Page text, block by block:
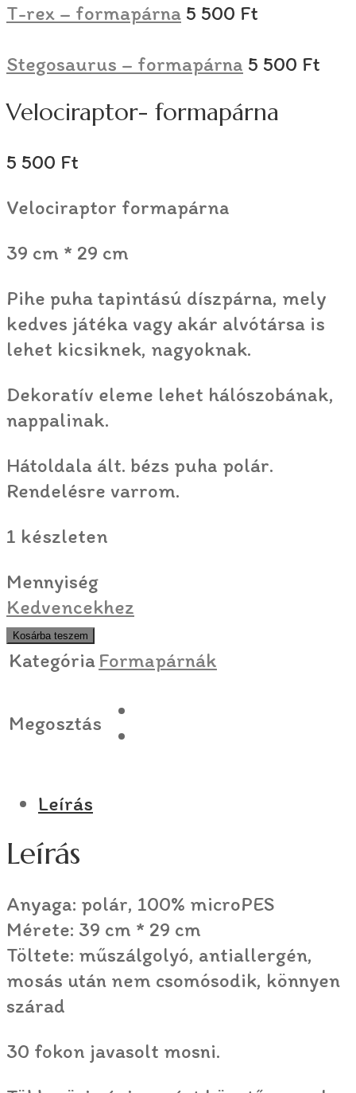
T-rex – formapárna 5 500 Ft
Stegosaurus – formapárna 5 500 Ft
Velociraptor- formapárna
5 500 Ft
Velociraptor formapárna
39 cm * 29 cm
Pihe puha tapintású díszpárna, mely
kedves játéka vagy akár alvótársa is
lehet kicsiknek, nagyoknak.
Dekoratív eleme lehet hálószobának,
nappalinak.
Hátoldala ált. bézs puha polár.
Rendelésre varrom.
1 készleten
Mennyiség
Kedvencekhez
Kosárba teszem
Kategória Formapárnák
Megosztás
Leírás
Leírás
Anyaga: polár, 100% microPES
Mérete: 39 cm * 29 cm
Töltete: műszálgolyó, antiallergén,
mosás után nem csomósodik, könnyen
szárad
30 fokon javasolt mosni.